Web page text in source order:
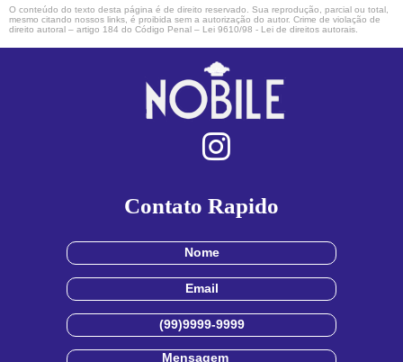
O conteúdo do texto desta página é de direito reservado. Sua reprodução, parcial ou total,
mesmo citando nossos links, é proibida sem a autorização do autor. Crime de violação de
direito autoral – artigo 184 do Código Penal – Lei 9610/98 - Lei de direitos autorais
Contato Rapido